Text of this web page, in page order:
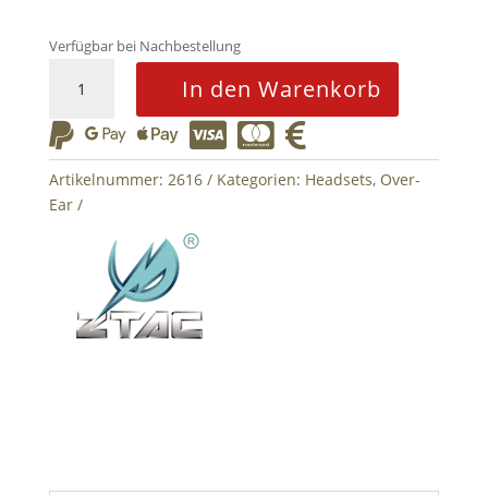
Verfügbar bei Nachbestellung
Headset
Military
Standard
Plug
Menge
In den Warenkorb
     
Artikelnummer: 2616 Kategorien: Headsets, Over-
Ear